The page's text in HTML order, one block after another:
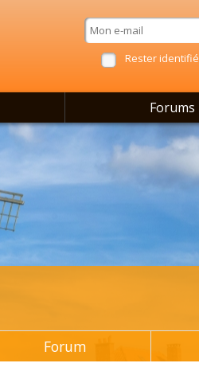
Rester identifié
Forums
Forum